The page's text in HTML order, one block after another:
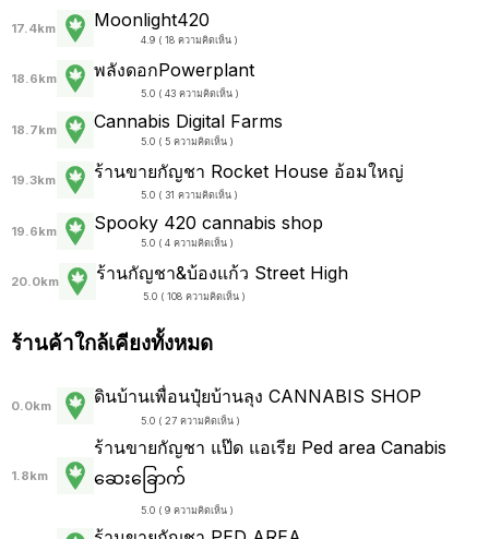
17.4km Moonlight420
4.9 ( 18 ความคิดเห็น )
18.6km พลังดอกPowerplant
5.0 ( 43 ความคิดเห็น )
18.7km Cannabis Digital Farms
5.0 ( 5 ความคิดเห็น )
19.3km ร้านขายกัญชา Rocket House อ้อมใหญ่
5.0 ( 31 ความคิดเห็น )
19.6km Spooky 420 cannabis shop
5.0 ( 4 ความคิดเห็น )
20.0km ร้านกัญชา&บ้องแก้ว Street High
5.0 ( 108 ความคิดเห็น )
ร้านค้าใกล้เคียงทั้งหมด
0.0km ดินบ้านเพื่อนปุ๋ยบ้านลุง CANNABIS SHOP
5.0 ( 27 ความคิดเห็น )
1.8km
ร้านขายกัญชา แป๊ด แอเรีย Ped area Canabis
ဆေးခြောက်
5.0 ( 9 ความคิดเห็น )